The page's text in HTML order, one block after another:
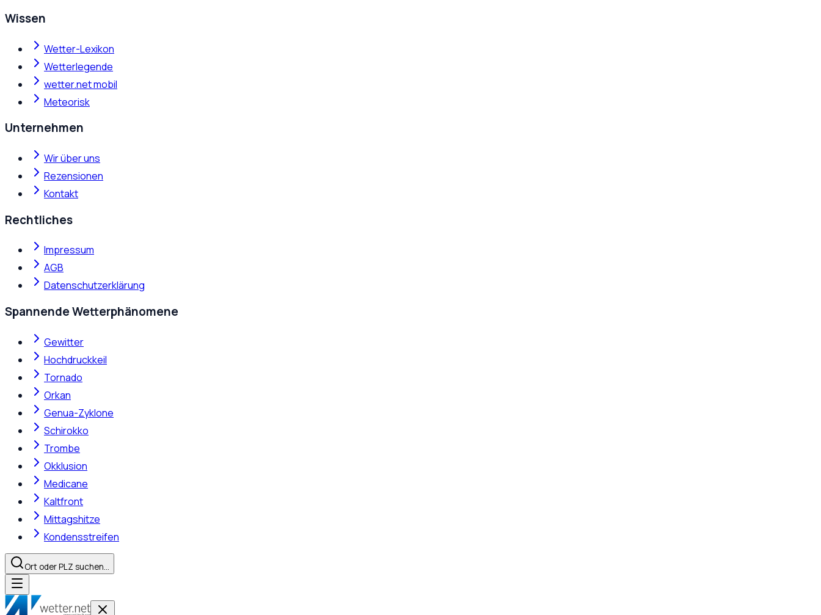
Wissen
Wetter-Lexikon
Wetterlegende
wetter.net mobil
Meteorisk
Unternehmen
Wir über uns
Rezensionen
Kontakt
Rechtliches
Impressum
AGB
Datenschutzerklärung
Spannende Wetterphänomene
Gewitter
Hochdruckkeil
Tornado
Orkan
Genua-Zyklone
Schirokko
Trombe
Okklusion
Medicane
Kaltfront
Mittagshitze
Kondensstreifen
Ort oder PLZ suchen…